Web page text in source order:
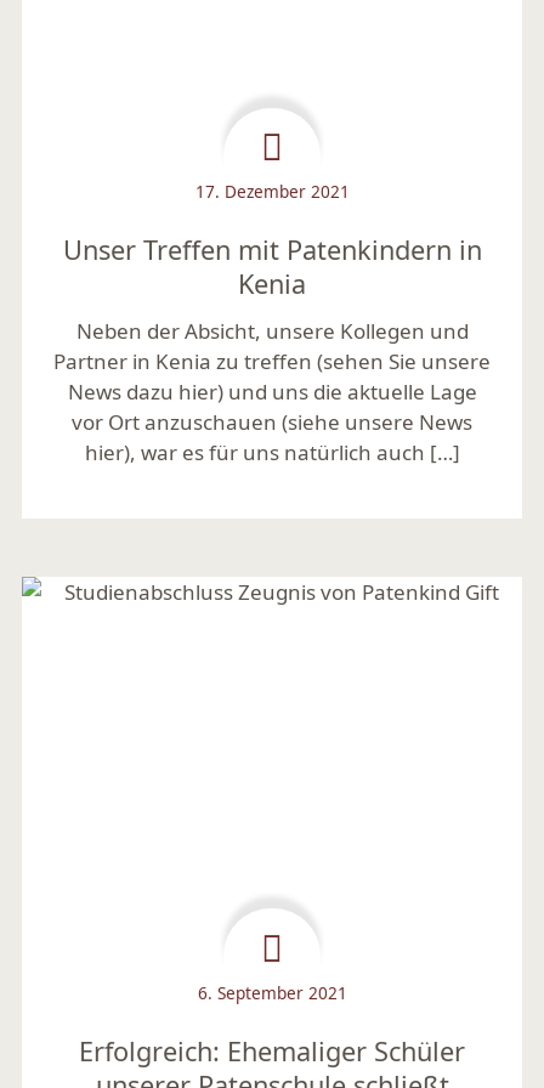
17. Dezember 2021
Unser Treffen mit Patenkindern in
Kenia
Neben der Absicht, unsere Kollegen und
Partner in Kenia zu treffen (sehen Sie unsere
News dazu hier) und uns die aktuelle Lage
vor Ort anzuschauen (siehe unsere News
hier), war es für uns natürlich auch […]
6. September 2021
Erfolgreich: Ehemaliger Schüler